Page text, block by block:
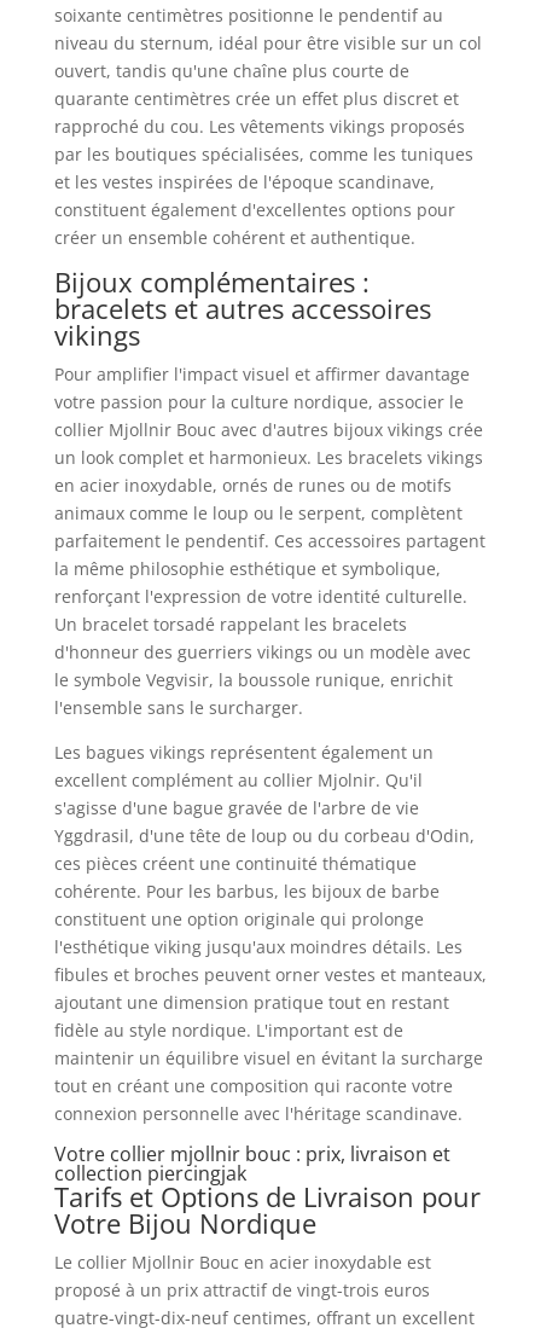
soixante centimètres positionne le pendentif au
niveau du sternum, idéal pour être visible sur un col
ouvert, tandis qu'une chaîne plus courte de
quarante centimètres crée un effet plus discret et
rapproché du cou. Les vêtements vikings proposés
par les boutiques spécialisées, comme les tuniques
et les vestes inspirées de l'époque scandinave,
constituent également d'excellentes options pour
créer un ensemble cohérent et authentique.
Bijoux complémentaires :
bracelets et autres accessoires
vikings
Pour amplifier l'impact visuel et affirmer davantage
votre passion pour la culture nordique, associer le
collier Mjollnir Bouc avec d'autres bijoux vikings crée
un look complet et harmonieux. Les bracelets vikings
en acier inoxydable, ornés de runes ou de motifs
animaux comme le loup ou le serpent, complètent
parfaitement le pendentif. Ces accessoires partagent
la même philosophie esthétique et symbolique,
renforçant l'expression de votre identité culturelle.
Un bracelet torsadé rappelant les bracelets
d'honneur des guerriers vikings ou un modèle avec
le symbole Vegvisir, la boussole runique, enrichit
l'ensemble sans le surcharger.
Les bagues vikings représentent également un
excellent complément au collier Mjolnir. Qu'il
s'agisse d'une bague gravée de l'arbre de vie
Yggdrasil, d'une tête de loup ou du corbeau d'Odin,
ces pièces créent une continuité thématique
cohérente. Pour les barbus, les bijoux de barbe
constituent une option originale qui prolonge
l'esthétique viking jusqu'aux moindres détails. Les
fibules et broches peuvent orner vestes et manteaux,
ajoutant une dimension pratique tout en restant
fidèle au style nordique. L'important est de
maintenir un équilibre visuel en évitant la surcharge
tout en créant une composition qui raconte votre
connexion personnelle avec l'héritage scandinave.
Votre collier mjollnir bouc : prix, livraison et
collection piercingjak
Tarifs et Options de Livraison pour
Votre Bijou Nordique
Le collier Mjollnir Bouc en acier inoxydable est
proposé à un prix attractif de vingt-trois euros
quatre-vingt-dix-neuf centimes, offrant un excellent